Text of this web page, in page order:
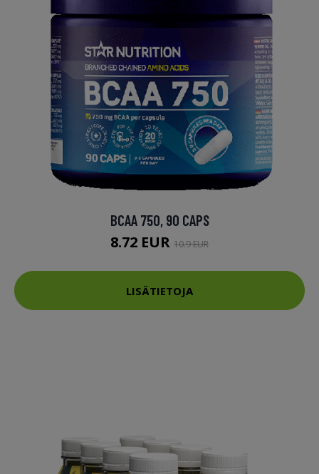
BCAA 750, 90 CAPS
8.72 EUR 10.9 EUR
LISÄTIETOJA